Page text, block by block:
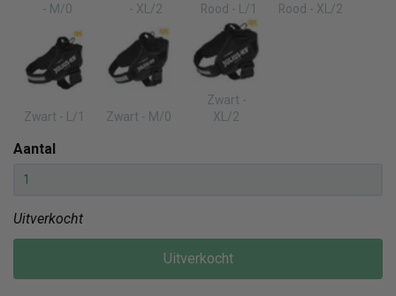
- M/0
- XL/2
Rood - L/1 Rood - XL/2
Zwart - L/1 Zwart - M/0
Zwart -
XL/2
Aantal
Uitverkocht
Uitverkocht